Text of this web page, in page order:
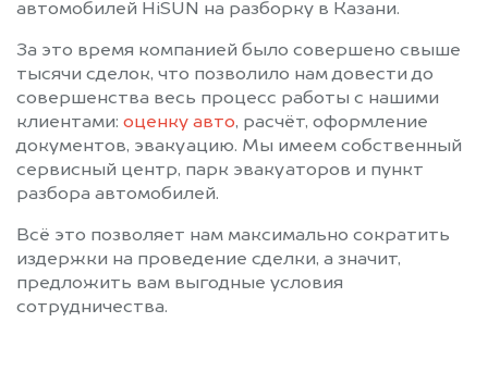
автомобилей HiSUN на разборку в Казани.
За это время компанией было совершено свыше
тысячи сделок, что позволило нам довести до
совершенства весь процесс работы с нашими
клиентами: оценку авто, расчёт, оформление
документов, эвакуацию. Мы имеем собственный
сервисный центр, парк эвакуаторов и пункт
разбора автомобилей.
Всё это позволяет нам максимально сократить
издержки на проведение сделки, а значит,
предложить вам выгодные условия
сотрудничества.